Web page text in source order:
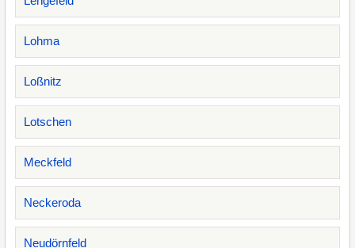
Lohma
Loßnitz
Lotschen
Meckfeld
Neckeroda
Neudörnfeld